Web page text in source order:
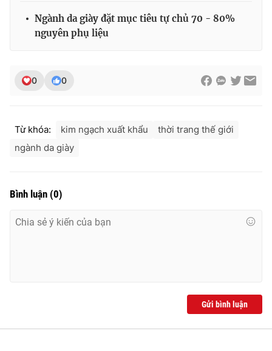
Email:toasoan@vtv.vn
Liên hệ quảng cáo:
024-7300.7108
thuận bằng văn bản. Ghi rõ nguồn VTV.vn khi phát hành lại
Ngành da giày đặt mục tiêu tự chủ 70 - 80%
nguyên phụ liệu
0 0
Từ khóa: kim ngạch xuất khẩu
thời trang thế giới
ngành da giày
Bình luận (0)
Gửi bình luận